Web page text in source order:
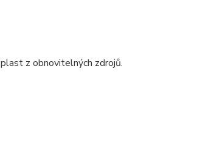
z obnovitelných zdrojů.